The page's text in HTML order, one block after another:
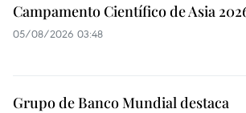
Campamento Científico de Asia
05/08/2026 03:48
Grupo de Banco Mundial destaca